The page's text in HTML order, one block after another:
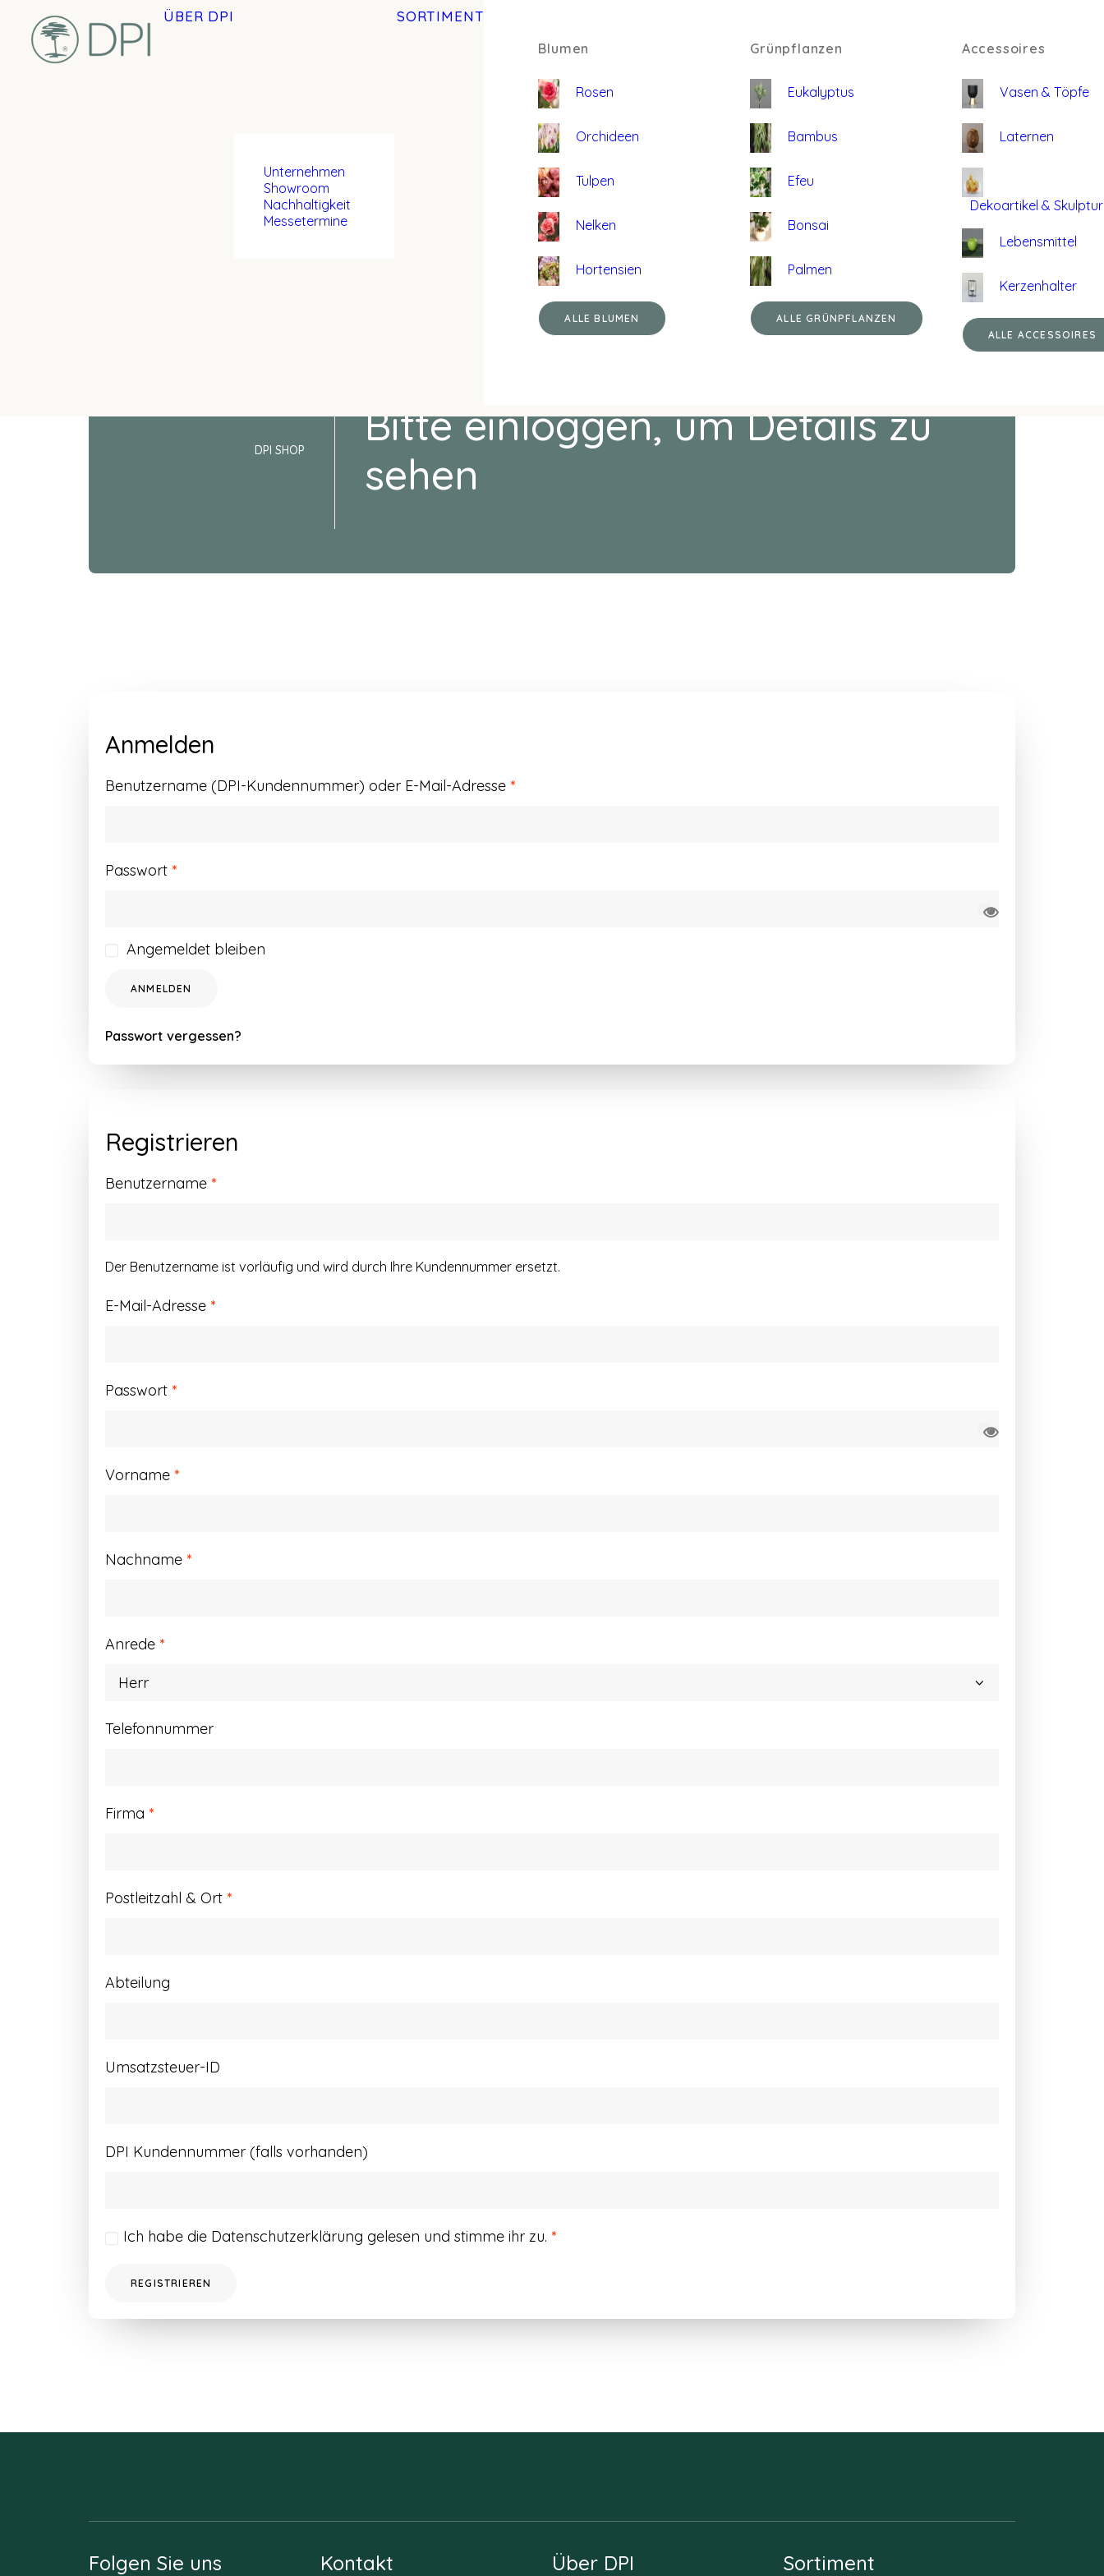
ÜBER DPI
Unternehmen
Showroom
Nachhaltigkeit
Messetermine
SORTIMENT
Blumen
Rosen
Orchideen
Tulpen
Nelken
Hortensien
ALLE BLUMEN
Grünpflanzen
Eukalyptus
Bambus
Efeu
Bonsai
Palmen
ALLE GRÜNPFLANZEN
Accessoires
Vasen & Töpfe
Laternen
Dekoartikel &
Lebensmittel
Kerzenhalter
ALLE ACCESSOIRES
DPI SHOP
Bitte einloggen, um Details zu
sehen
Anmelden
Benutzername (DPI-Kundennummer) oder E-Mail-Adresse *Erforderlich
Passwort *Erforderlich
Angemeldet bleiben
ANMELDEN
Passwort vergessen?
Registrieren
Benutzername *Erforderlich
Der Benutzername ist vorläufig und wird durch Ihre Kundennummer ersetzt.
E-Mail-Adresse *Erforderlich
Passwort *Erforderlich
Vorname *
Nachname *
Anrede *
Telefonnummer
Firma *
Postleitzahl & Ort *
Abteilung
Umsatzsteuer-ID
DPI Kundennummer (falls vorhanden)
Ich habe die Datenschutzerklärung gelesen und stimme ihr zu. *
REGISTRIEREN
Folgen Sie uns Kontakt Über DPI Sortiment